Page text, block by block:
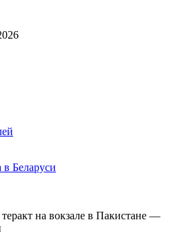
Беларуси
на вокзале в Пакистане —